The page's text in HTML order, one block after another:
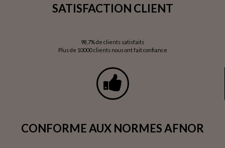
SATISFACTION CLIENT
98,7% de clients satisfaits
Plus de 10000 clients nous ont fait confiance
CONFORME AUX NORMES AFNOR